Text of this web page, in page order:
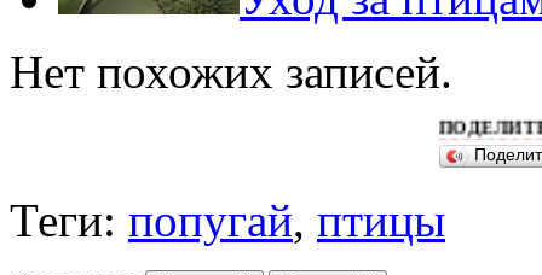
Нет похожих записей.
ПОДЕЛИТЕСЬ
Теги: попугай, птицы